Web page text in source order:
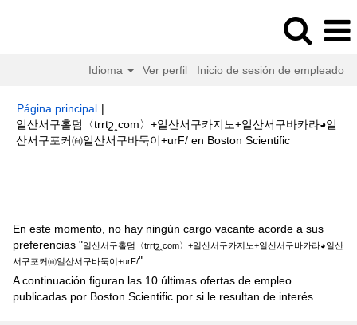
Idioma Ver perfil Inicio de sesión de empleado
Página principal |
일산서구홀덤〈trrtշ‸com〉+일산서구카지노+일산서구바카라◕일
산서구포커㉂일산서구바둑이+urF/ en Boston Scientific(página
En este momento, no hay ningún cargo vacante acorde a sus
preferencias "일산서구홀덤〈trrtշ‸com〉+일산서구카지노+일산서구바카라◕일산
서구포커㉂일산서구바둑이+urF/".
A continuación figuran las 10 últimas ofertas de empleo
publicadas por Boston Scientific por si le resultan de interés.